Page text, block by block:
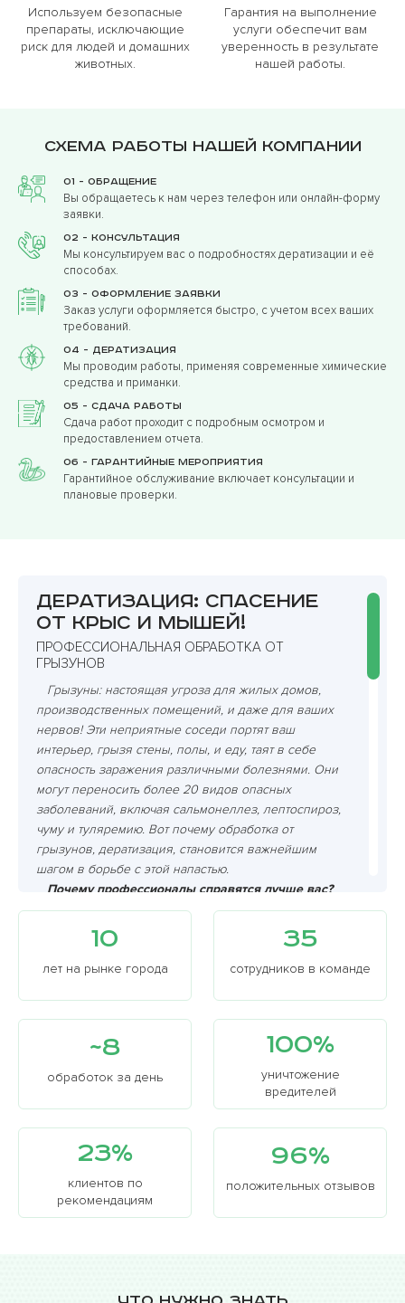
Используем безопасные
препараты, исключающие
риск для людей и домашних
животных.
Гарантия на выполнение
услуги обеспечит вам
уверенность в результате
нашей работы.
Схема работы нашей компании
01 - Обращение
Вы обращаетесь к нам через телефон или онлайн-форму
заявки.
02 - Консультация
Мы консультируем вас о подробностях дератизации и её
способах.
03 - Оформление заявки
Заказ услуги оформляется быстро, с учетом всех ваших
требований.
04 - Дератизация
Мы проводим работы, применяя современные химические
средства и приманки.
05 - Сдача работы
Сдача работ проходит с подробным осмотром и
предоставлением отчета.
06 - Гарантийные мероприятия
Гарантийное обслуживание включает консультации и
плановые проверки.
Дератизация: спасение
от крыс и мышей!
ПРОФЕССИОНАЛЬНАЯ ОБРАБОТКА ОТ
ГРЫЗУНОВ
Грызуны: настоящая угроза для жилых домов,
производственных помещений, и даже для ваших
нервов! Эти неприятные соседи портят ваш
интерьер, грызя стены, полы, и еду, таят в себе
опасность заражения различными болезнями. Они
могут переносить более 20 видов опасных
заболеваний, включая сальмонеллез, лептоспироз,
чуму и туляремию. Вот почему обработка от
грызунов, дератизация, становится важнейшим
шагом в борьбе с этой напастью.
Почему профессионалы справятся лучше вас?
Грызуны хитрее, чем вам кажется, и самостоятельно
избавиться от них очень сложно. Мышеловки?
Грызуны умны и хитры, они узнают ловушку и
избегают ее. Яды? Опасно для детей и домашних
10
лет на рынке города
35
сотрудников в команде
~8
обработок за день
100%
уничтожение
вредителей
23%
клиентов по
рекомендациям
96%
положительных отзывов